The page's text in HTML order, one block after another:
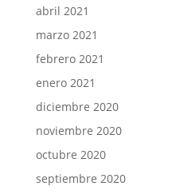
abril 2021
marzo 2021
febrero 2021
enero 2021
diciembre 2020
noviembre 2020
octubre 2020
septiembre 2020